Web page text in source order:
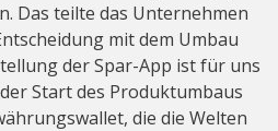
Das teilte das Unternehmen
mit dem Umbau
der Spar-App ist für uns
Start des Produktumbaus
die die Welten